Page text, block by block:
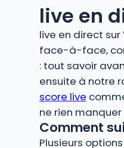
live en
live en direct sur
face-à-face,
: tout savoir
ensuite à notre
score live
ne rien manquer
Comment
Plusieurs